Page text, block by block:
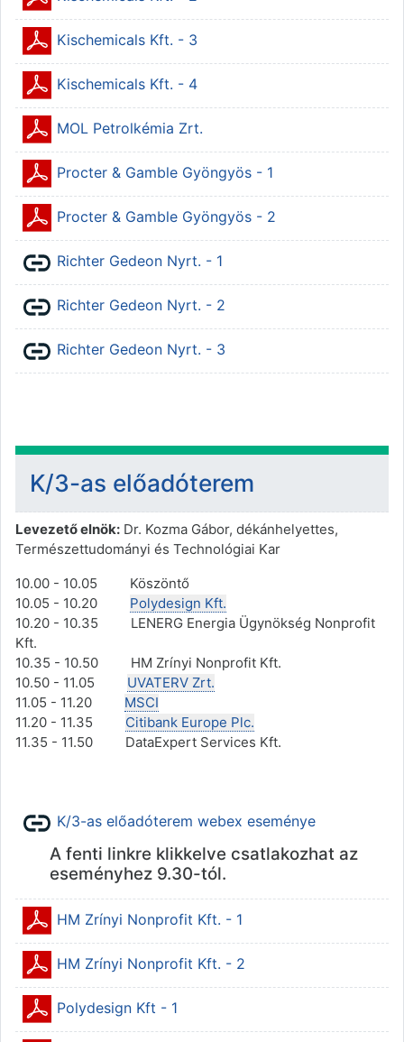
Kischemicals Kft. - 3Állomány
Kischemicals Kft. - 4Állomány
MOL Petrolkémia Zrt.Állomány
Procter & Gamble Gyöngyös - 1Állomány
Procter & Gamble Gyöngyös - 2Állomány
Richter Gedeon Nyrt. - 1
URL
Richter Gedeon Nyrt. - 2
URL
Richter Gedeon Nyrt. - 3
URL
K/3-as előadóterem
Levezető elnök: Dr. Kozma Gábor, dékánhelyettes,
Természettudományi és Technológiai Kar
10.00 - 10.05 Köszöntő
10.05 - 10.20 Polydesign Kft.
10.20 - 10.35 LENERG Energia Ügynökség Nonprofit
Kft.
10.35 - 10.50 HM Zrínyi Nonprofit Kft.
10.50 - 11.05 UVATERV Zrt.
11.05 - 11.20 MSCI
11.20 - 11.35 Citibank Europe Plc.
11.35 - 11.50 DataExpert Services Kft.
K/3-as előadóterem webex eseménye
URL
A fenti linkre klikkelve csatlakozhat az
eseményhez 9.30-tól.
HM Zrínyi Nonprofit Kft. - 1Állomány
HM Zrínyi Nonprofit Kft. - 2Állomány
Polydesign Kft - 1Állomány